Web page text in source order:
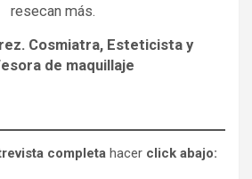
resecan más.
Cosmiatra, Esteticista y
de maquillaje
completa hacer click abajo: